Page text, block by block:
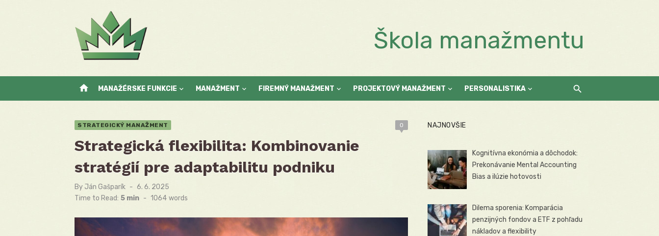
Škola manažmentu
home MANAŽÉRSKE FUNKCIE MANAŽMENT FIREMNÝ MANAŽMENT PROJEKTOVÝ MANAŽMENT PERSONALISTIKA
STRATEGICKÝ MANAŽMENT 0
Strategická flexibilita: Kombinovanie
stratégií pre adaptabilitu podniku
By Ján Gašparík
Posted
on
6. 6. 2025
Time to Read: 5 min - 1064 words
NAJNOVŠIE
Kognitívna ekonómia a dôchodok:
Prekonávanie Mental Accounting
Bias a ilúzie hotovosti
Dilema sporenia: Komparácia
penzijných fondov a ETF z pohľadu
nákladov a flexibility